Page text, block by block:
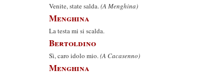
Venite, state salda.(A Menghina)
Menghina
La testa mi si scalda.
Bertoldino
Sì, caro idolo mio.(A Cacasenno)
Menghina